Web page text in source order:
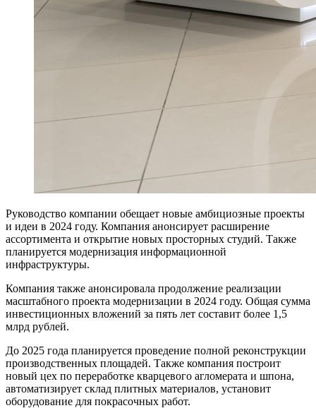
Руководство компании обещает новые амбициозные проекты
и идеи в 2024 году. Компания анонсирует расширение
ассортимента и открытие новых просторных студий. Также
планируется модернизация информационной
инфраструктуры.
Компания также анонсировала продолжение реализации
масштабного проекта модернизации в 2024 году. Общая сумма
инвестиционных вложений за пять лет составит более 1,5
млрд рублей.
До 2025 года планируется проведение полной реконструкции
производственных площадей. Также компания построит
новый цех по переработке кварцевого агломерата и шпона,
автоматизирует склад плитных материалов, установит
оборудование для покрасочных работ.